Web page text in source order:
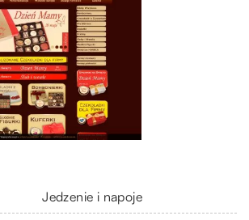
Jedzenie i napoje